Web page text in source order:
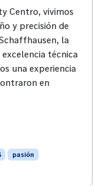
Centro, vivimos
y precisión de
la
técnica
una experiencia
en
pasión